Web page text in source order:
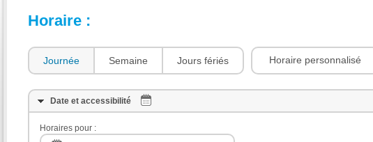
Horaire :
Journée Semaine Jours fériés Horaire personnalisé
Date et accessibilité
Horaires pour :